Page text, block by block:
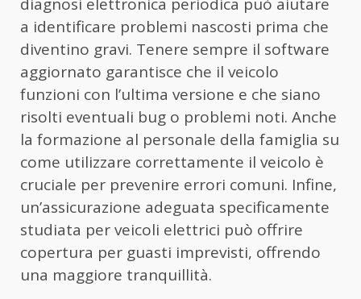
a identificare problemi nascosti prima che
diventino gravi. Tenere sempre il software
aggiornato garantisce che il veicolo
funzioni con l’ultima versione e che siano
risolti eventuali bug o problemi noti. Anche
la formazione al personale della famiglia su
come utilizzare correttamente il veicolo è
cruciale per prevenire errori comuni. Infine,
un’assicurazione adeguata specificamente
studiata per veicoli elettrici può offrire
copertura per guasti imprevisti, offrendo
una maggiore tranquillità.